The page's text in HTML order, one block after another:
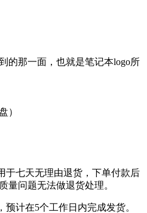
的那一面，也就是笔记本logo所
）
于七天无理由退货，下单付款后
量问题无法做退货处理。
计在5个工作日内完成发货。